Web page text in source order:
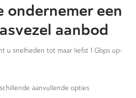
ondernemer een
aanbod
u snelheden tot maar liefst 1 Gbps up-
aanvullende opties